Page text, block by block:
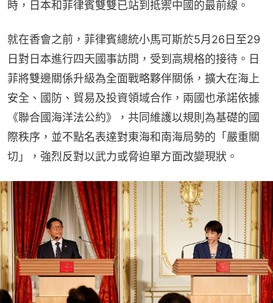
時，日本和菲律賓雙雙已站到抵禦中國的最前線。
就在香會之前，菲律賓總統小馬可斯於5月26日至29
日對日本進行四天國事訪問，受到高規格的接待。日
菲將雙邊關係升級為全面戰略夥伴關係，擴大在海上
安全、國防、貿易及投資領域合作，兩國也承諾依據
《聯合國海洋法公約》，共同維護以規則為基礎的國
際秩序，並不點名表達對東海和南海局勢的「嚴重關
切」，強烈反對以武力或脅迫單方面改變現狀。